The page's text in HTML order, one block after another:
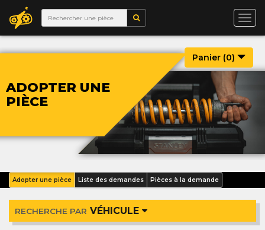
Panier (0)
ADOPTER UNE
PIÈCE
Adopter une pièce Liste des demandes Pièces à la demande
RECHERCHE PAR VÉHICULE